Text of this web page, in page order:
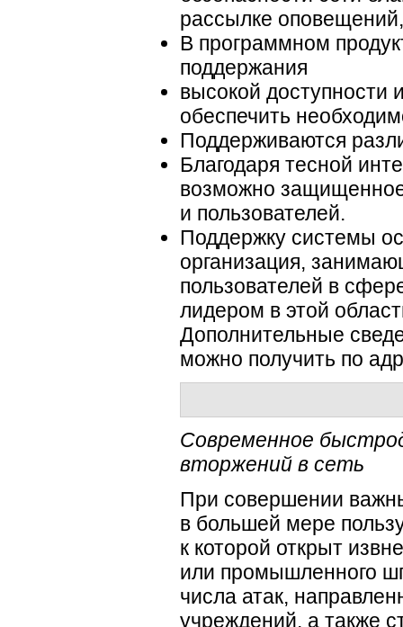
рассылке
В программном
поддержания
высокой доступности
обеспечить
Поддерживаются
Благодаря тесной
возможно
и пользователей.
Поддержку системы
организация,
пользователей в
лидером в этой
Дополнительные
можно получить по
Современное
вторжений в сеть
При совершении
в большей мере
к которой открыт
или промышленного
числа атак,
учреждений, а также